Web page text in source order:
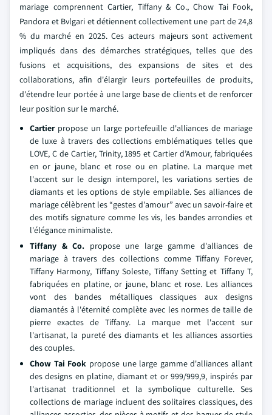
mariage comprennent Cartier, Tiffany & Co., Chow Tai Fook,
Pandora et Bvlgari et détiennent collectivement une part de 24,8
% du marché en 2025. Ces acteurs majeurs sont activement
impliqués dans des démarches stratégiques, telles que des
fusions et acquisitions, des expansions de sites et des
collaborations, afin d'élargir leurs portefeuilles de produits,
d'étendre leur portée à une large base de clients et de renforcer
leur position sur le marché.
Cartierpropose un large portefeuille d'alliances de mariage
de luxe à travers des collections emblématiques telles que
LOVE, C de Cartier, Trinity, 1895 et Cartier d’Amour, fabriquées
en or jaune, blanc et rose ou en platine. La marque met
l'accent sur le design intemporel, les variations serties de
diamants et les options de style empilable. Ses alliances de
mariage célèbrent les “gestes d'amour” avec un savoir-faire et
des motifs signature comme les vis, les bandes arrondies et
l'élégance minimaliste.
Tiffany & Co. propose une large gamme d'alliances de
mariage à travers des collections comme Tiffany Forever,
Tiffany Harmony, Tiffany Soleste, Tiffany Setting et Tiffany T,
fabriquées en platine, or jaune, blanc et rose. Les alliances
vont des bandes métalliques classiques aux designs
diamantés à l'éternité complète avec les normes de taille de
pierre exactes de Tiffany. La marque met l'accent sur
l'artisanat, la pureté des diamants et les alliances assorties
des couples.
Chow Tai Fook propose une large gamme d'alliances allant
des designs en platine, diamant et or 999/999,9, inspirés par
l'artisanat traditionnel et la symbolique culturelle. Ses
collections de mariage incluent des solitaires classiques, des